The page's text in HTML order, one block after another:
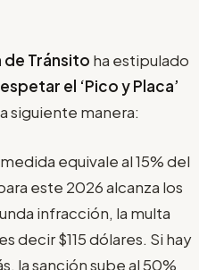
Tránsito ha estipulado
el ‘Pico y Placa’
siguiente manera:
equivale al 15% del
este 2026 alcanza los
infracción, la multa
decir $115 dólares. Si hay
la sanción sube al 50%